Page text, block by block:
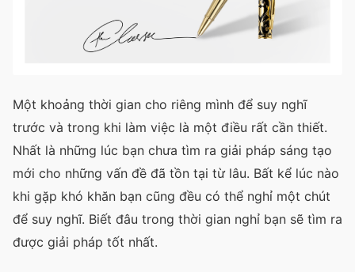
Một khoảng thời gian cho riêng mình để suy nghĩ
trước và trong khi làm việc là một điều rất cần thiết.
Nhất là những lúc bạn chưa tìm ra giải pháp sáng tạo
mới cho những vấn đề đã tồn tại từ lâu. Bất kể lúc nào
khi gặp khó khăn bạn cũng đều có thể nghỉ một chút
để suy nghĩ. Biết đâu trong thời gian nghỉ bạn sẽ tìm ra
được giải pháp tốt nhất.